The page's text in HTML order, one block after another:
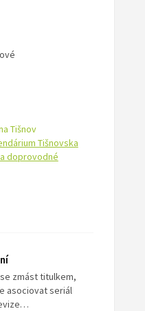
Tišnov
Tišnovska
doprovodné
zmást titulkem,
asociovat seriál